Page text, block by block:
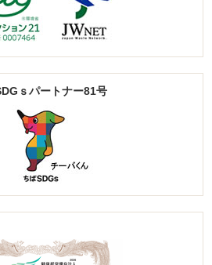
ｓパートナー81号